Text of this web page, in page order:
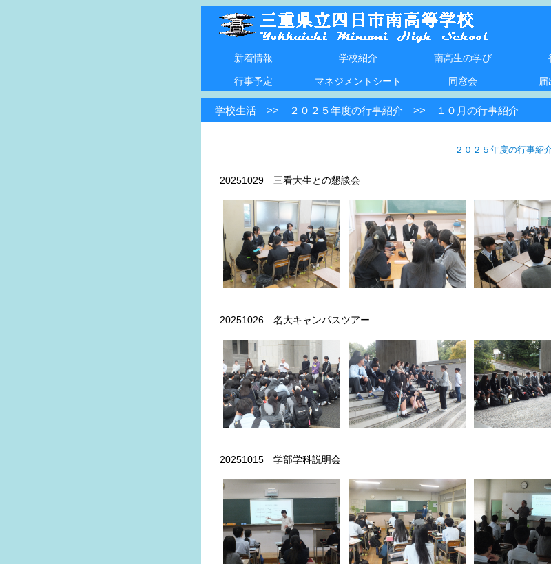
新着情報 学校紹介
学校長挨拶
Ｒ８学校紹介
数理科学コース紹介
本校の沿革
生徒・教職員数
校歌
生徒心得
南高生の学び
学びの計画など
新しいサイエンスの学び（R8
数理科学コースの学び
Ｒ８キャリアの学び
教育課程
校外探究活動
部活動等取組 ２０
２０
２０
２０
行事予定 マネジメントシート 同窓会
学校生活 >> ２０２５年度の行事紹介 >> １０月の行事紹介
２０２５年度の行事
20251029 三看大生との懇談会
20251026 名大キャンパスツアー
20251015 学部学科説明会